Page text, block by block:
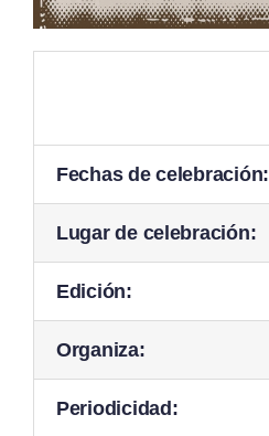
Fechas de celebración:
Lugar de celebración:
Edición:
Organiza:
Periodicidad: